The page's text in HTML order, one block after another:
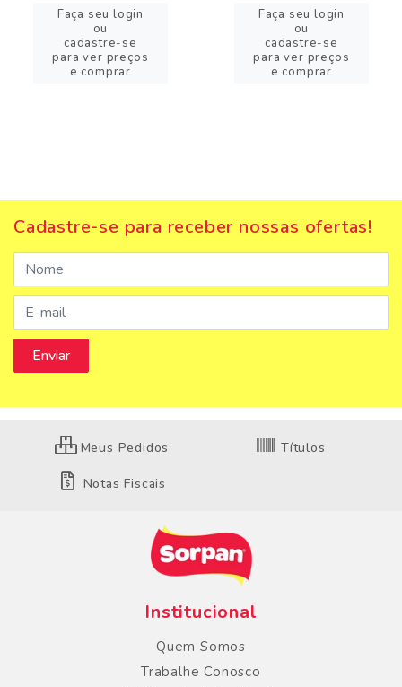
Faça seu login
ou
cadastre-se
para ver preços
e comprar
Faça seu login
ou
cadastre-se
para ver preços
e comprar
Cadastre-se para receber nossas ofertas!
Meus Pedidos Títulos
Notas Fiscais
Institucional
Quem Somos
Trabalhe Conosco